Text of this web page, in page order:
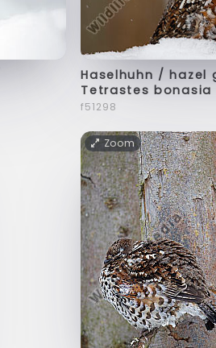
Haselhuhn / hazel
Tetrastes bonasia
f51298
Zoom